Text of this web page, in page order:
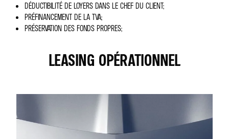
DÉDUCTIBILITÉ DE LOYERS DANS LE CHEF DU CLIENT;
PRÉFINANCEMENT DE LA TVA;
PRÉSERVATION DES FONDS PROPRES;
LEASING OPÉRATIONNEL